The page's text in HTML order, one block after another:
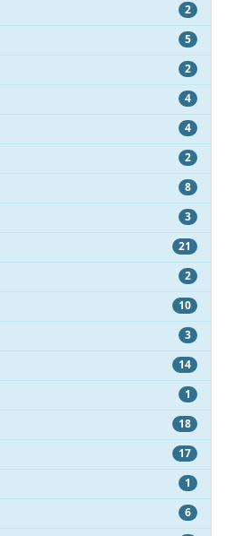
2
5
2
4
4
2
8
3
21
2
10
3
14
1
18
17
1
6